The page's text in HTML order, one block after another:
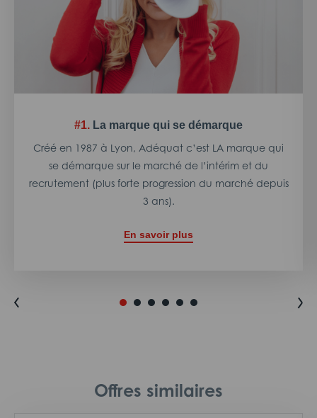
#1. La marque qui se démarque
Créé en 1987 à Lyon, Adéquat c’est LA marque qui
se démarque sur le marché de l’intérim et du
recrutement (plus forte progression du marché depuis
3 ans).
En savoir plus
Offres similaires